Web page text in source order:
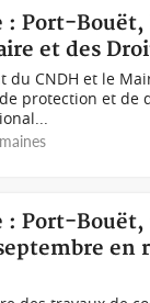
Port-Bouët,
et des
du CNDH et le
protection et de
Port-Bouët,
en